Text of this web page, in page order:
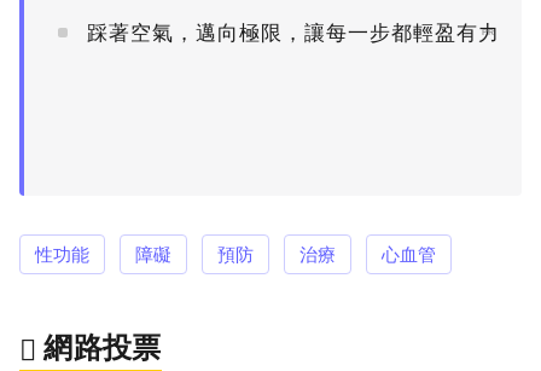
踩著空氣，邁向極限，讓每一步都輕盈有力
PR
性功能 障礙 預防 治療 心血管
網路投票